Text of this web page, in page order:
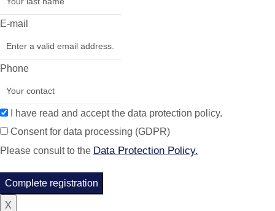
E-mail
Phone
I have read and accept the data protection policy.
Consent for data processing (GDPR)
Please consult to the Data Protection Policy.
Complete registration
X